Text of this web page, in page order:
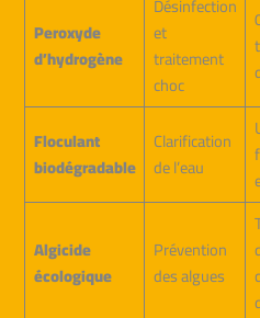
Peroxyde
d’hydrogène
et
traitement
choc
Floculant
biodégradable
Clarification
de l’eau
Algicide
écologique
Prévention
des algues